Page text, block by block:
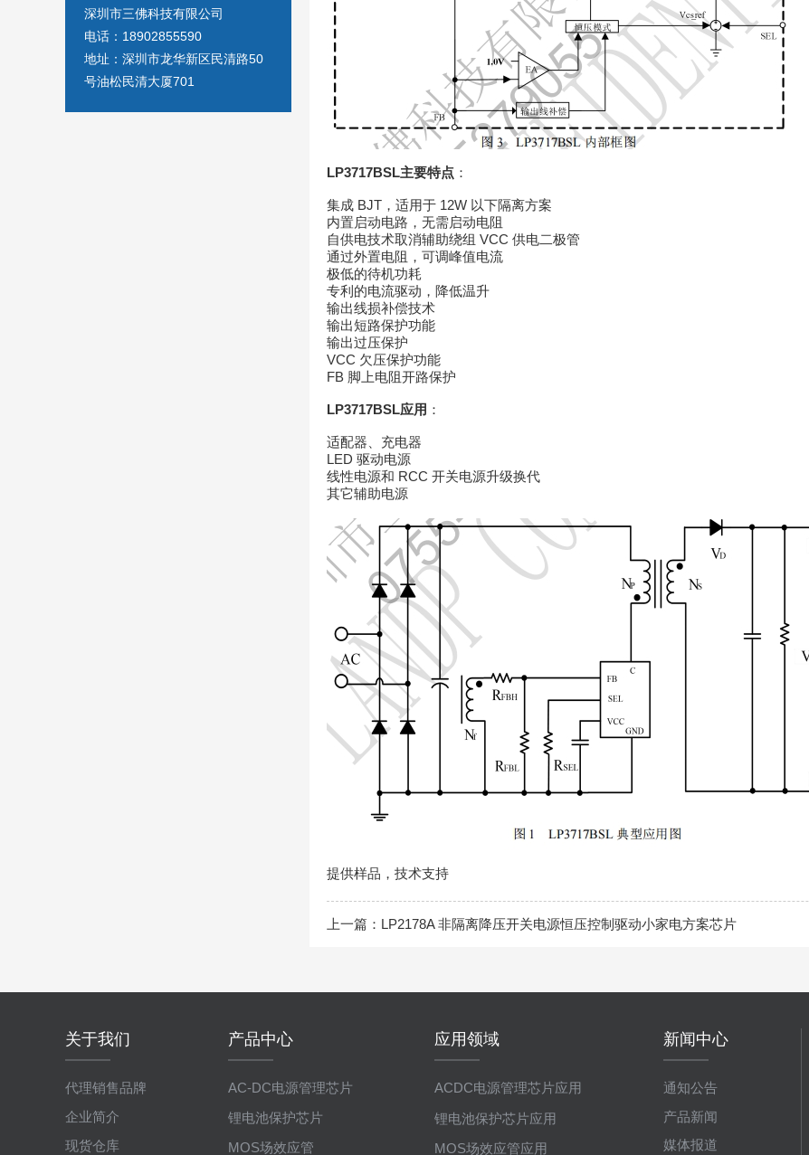
深圳市三佛科技有限公司
电话：18902855590
地址：深圳市龙华新区民清路50
号油松民清大厦701
LP3717BSL主要特点：
集成 BJT，适用于 12W 以下隔离方案
内置启动电路，无需启动电阻
自供电技术取消辅助绕组 VCC 供电二极管
通过外置电阻，可调峰值电流
极低的待机功耗
专利的电流驱动，降低温升
输出线损补偿技术
输出短路保护功能
输出过压保护
VCC 欠压保护功能
FB 脚上电阻开路保护
LP3717BSL应用 ：
适配器、充电器
LED 驱动电源
线性电源和 RCC 开关电源升级换代
其它辅助电源
提供样品，技术支持
上一篇： LP2178A 非隔离降压开关电源恒压控制驱动小家电方案芯片
关于我们
代理销售品牌
企业简介
现货仓库
产品中心
AC-DC电源管理芯片
锂电池保护芯片
MOS场效应管
应用领域
ACDC电源管理芯片应用
锂电池保护芯片应用
MOS场效应管应用
新闻中心
通知公告
产品新闻
媒体报道